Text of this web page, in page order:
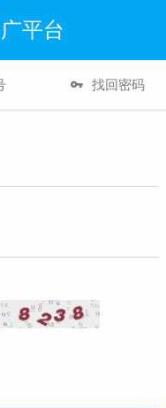
平台
找回密码